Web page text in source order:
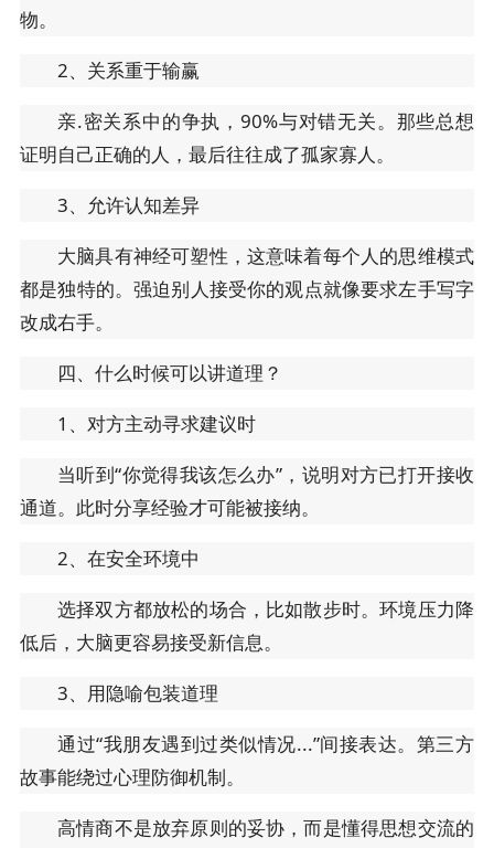
物。
2、关系重于输赢
亲.密关系中的争执，90%与对错无关。那些总想
证明自己正确的人，最后往往成了孤家寡人。
3、允许认知差异
大脑具有神经可塑性，这意味着每个人的思维模式
都是独特的。强迫别人接受你的观点就像要求左手写字
改成右手。
四、什么时候可以讲道理？
1、对方主动寻求建议时
当听到“你觉得我该怎么办”，说明对方已打开接收
通道。此时分享经验才可能被接纳。
2、在安全环境中
选择双方都放松的场合，比如散步时。环境压力降
低后，大脑更容易接受新信息。
3、用隐喻包装道理
通过“我朋友遇到过类似情况...”间接表达。第三方
故事能绕过心理防御机制。
高情商不是放弃原则的妥协，而是懂得思想交流的